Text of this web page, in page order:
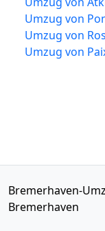
Umzug von
Umzug von
Umzug von
Bremerhaven-
Bremerhaven